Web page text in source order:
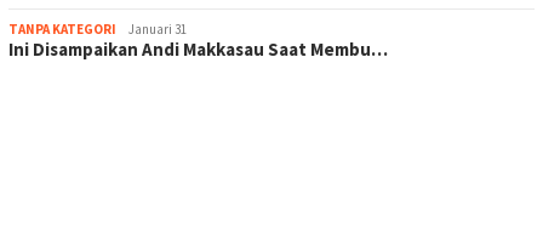
TANPA KATEGORI Januari 31
Ini Disampaikan Andi Makkasau Saat Membu…